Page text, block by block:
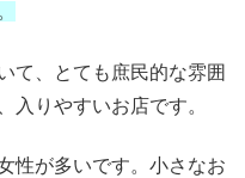
て、とても庶民的な雰囲
入りやすいお店です。
性が多いです。小さなお